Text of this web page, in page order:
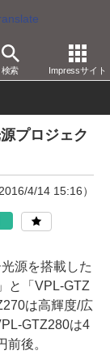
検索 Impressサイト
プロジェク
2016/4/14 15:16）
源を搭載した
と「VPL-GTZ
は高輝度/広
GTZ280は4
後。